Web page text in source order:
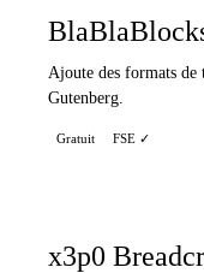
Ajoute des formats de
Gutenberg.
Gratuit FSE ✓
x3p0